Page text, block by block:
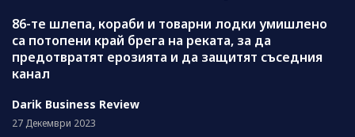
86-те шлепа, кораби и товарни лодки умишлено
са потопени край брега на реката, за да
предотвратят ерозията и да защитят съседния
канал
Darik Business Review
27 Декември 2023